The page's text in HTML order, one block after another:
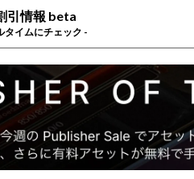
引情報 beta
タイムにチェック -